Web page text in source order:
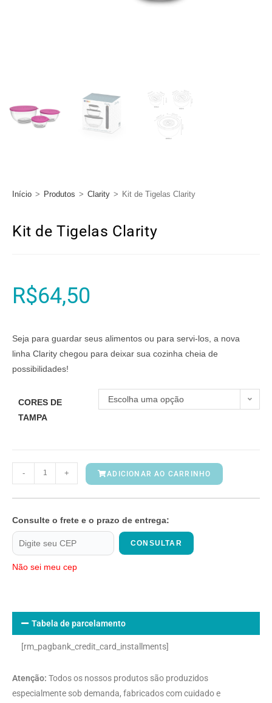
Início > Produtos > Clarity > Kit de Tigelas Clarity
Kit de Tigelas Clarity
R$64,50
Seja para guardar seus alimentos ou para servi-los, a nova
linha Clarity chegou para deixar sua cozinha cheia de
possibilidades!
CORES DE
TAMPA
Escolha uma opção
- + ADICIONAR AO CARRINHO
Consulte o frete e o prazo de entrega:
CONSULTAR
Não sei meu cep
Tabela de parcelamento
[rm_pagbank_credit_card_installments]
Atenção: Todos os nossos produtos são produzidos
especialmente sob demanda, fabricados com cuidado e